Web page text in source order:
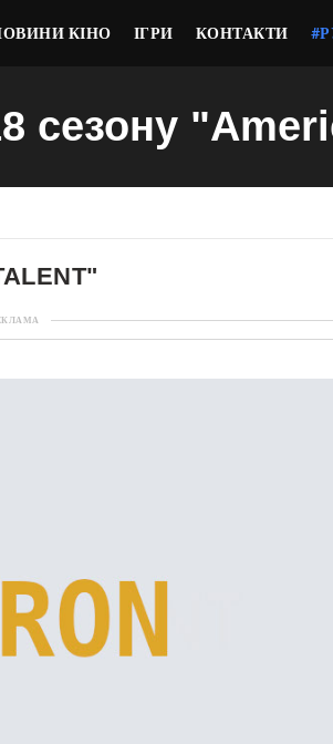
КІНО ІГРИ КОНТАКТИ
сезону